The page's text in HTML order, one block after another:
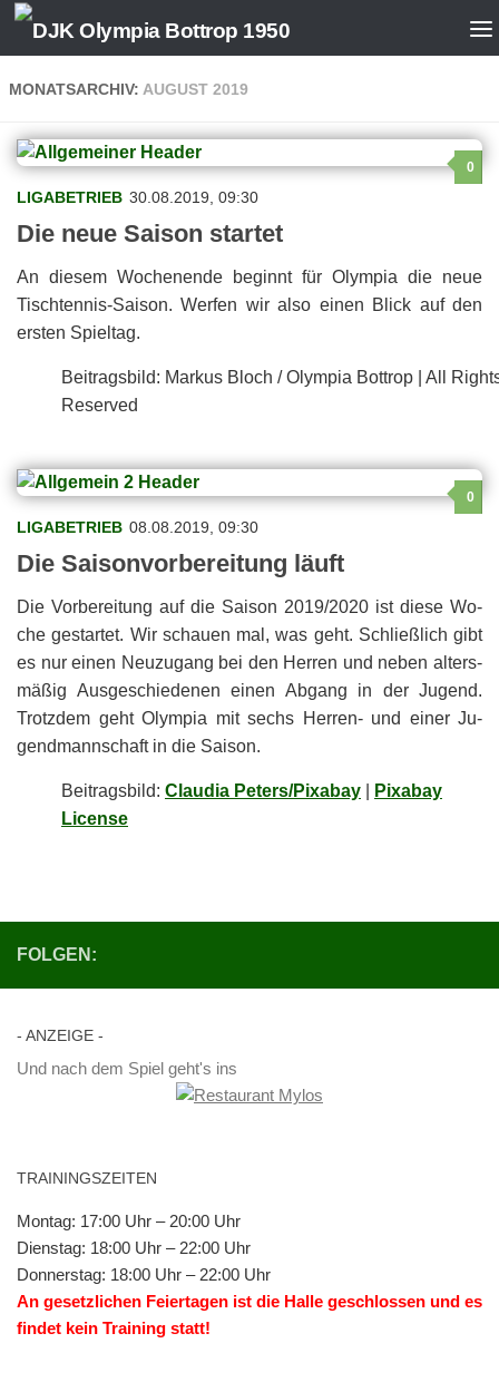
MONATSARCHIV: AUGUST 2019
0
LIGABETRIEB 30.08.2019, 09:30
Die neue Sai­son startet
An die­sem Wo­chen­en­de be­ginnt für Olym­pia die neue
Tisch­ten­nis-Sai­son. Wer­fen wir also ei­nen Blick auf den
ers­ten Spieltag.
Bei­trags­bild: Mar­kus Bloch / Olym­pia Bot­trop | All
Reserved
0
LIGABETRIEB 08.08.2019, 09:30
Die Sai­son­vor­be­rei­tung läuft
Die Vor­be­rei­tung auf die Sai­son 2019/2020 ist die­se Wo­
che ge­star­tet. Wir schau­en mal, was geht. Schließ­lich gibt
es nur ei­nen Neu­zu­gang bei den Her­ren und ne­ben al­ters­
mä­ßig Aus­ge­schie­de­nen ei­nen Ab­gang in der Ju­gend.
Trotz­dem geht Olym­pia mit sechs Her­ren- und ei­ner Ju­
gend­mann­schaft in die Saison.
Bei­trags­bild: Claudia Peters/Pixabay
Pixabay
License
FOLGEN:
- AN­ZEI­GE -
Und nach dem Spiel geht's ins
TRAI­NINGS­ZEI­TEN
Mon­tag: 17:00 Uhr – 20:00 Uhr
Diens­tag: 18:00 Uhr – 22:00 Uhr
Don­ners­tag: 18:00 Uhr – 22:00 Uhr
An ge­setz­li­chen Fei­er­ta­gen ist die Hal­le ge­schlos­sen und es
fin­det kein Trai­ning statt!